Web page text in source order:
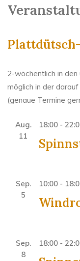
2-wöchentlich in
möglich in der
(genaue Termine
Aug.
11
18:00 -
Sep.
5
10:00 -
Sep.
8
18:00 -